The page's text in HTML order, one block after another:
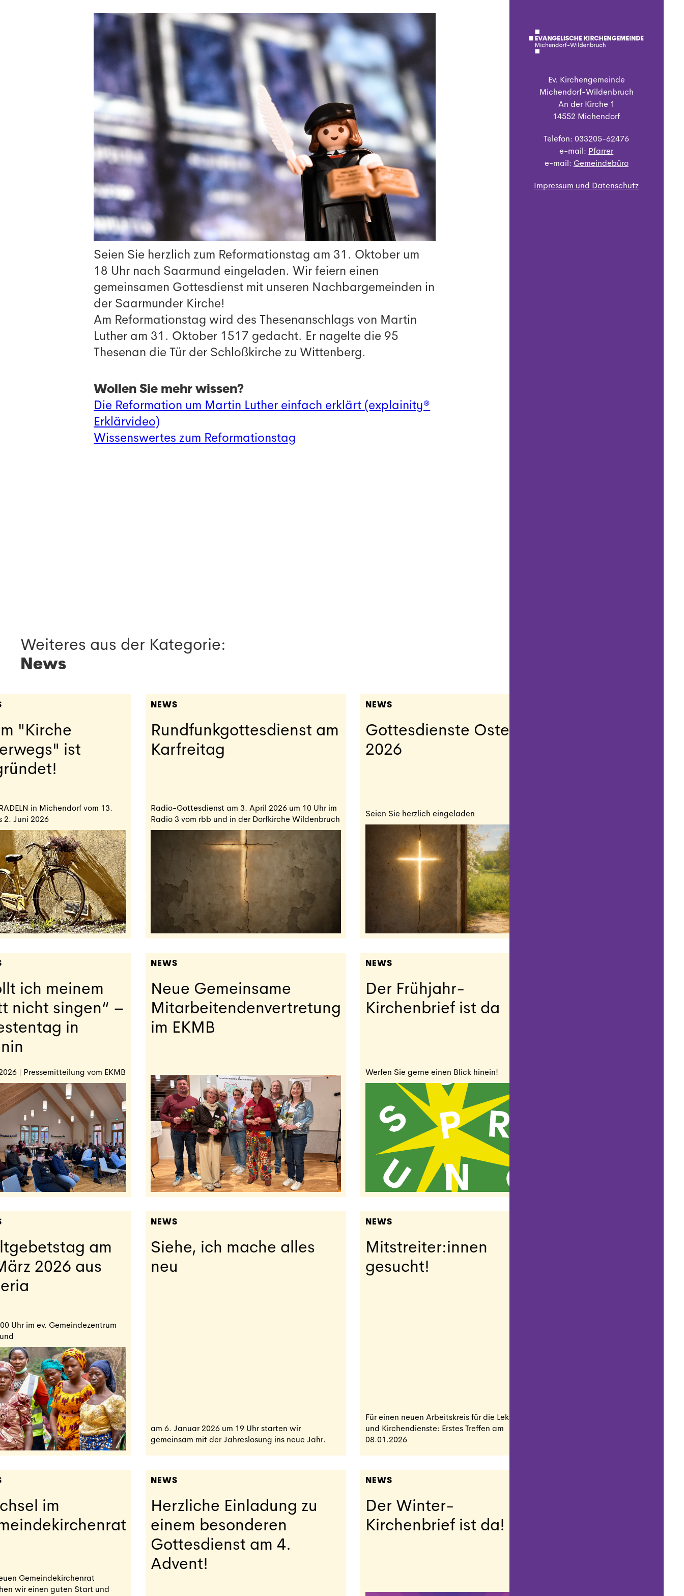
Seien Sie herzlich zum Reformationstag am 31. Oktober um
18 Uhr nach Saarmund eingeladen. Wir feiern einen
gemeinsamen Gottesdienst mit unseren Nachbargemeinden in
der Saarmunder Kirche!
Am Reformationstag wird des Thesenanschlags von Martin
Luther am 31. Oktober 1517 gedacht. Er nagelte die 95
Thesenan die Tür der Schloßkirche zu Wittenberg.
Wollen Sie mehr wissen?
Die Reformation um Martin Luther einfach erklärt (explainity®
Erklärvideo)
Wissenswertes zum Reformationstag
Weiteres aus der Kategorie:
News
"Kirche
ist
in Michendorf vom 13.
2. Juni 2026
NEWS
Rundfunkgottesdienst am
Karfreitag
Radio-Gottesdienst am 3. April 2026 um 10 Uhr im
Radio 3 vom rbb und in der Dorfkirche Wildenbruch
NEWS
Gottesdienste Ostern
2026
Seien Sie herzlich eingeladen
ich meinem
nicht singen“ –
in
| Pressemitteilung vom EKMB
NEWS
Neue Gemeinsame
Mitarbeitendenvertretung
im EKMB
NEWS
Der Frühjahr-
Kirchenbrief ist da
Werfen Sie gerne einen Blick hinein!
am
2026 aus
Uhr im ev. Gemeindezentrum
NEWS
Siehe, ich mache alles
neu
am 6. Januar 2026 um 19 Uhr starten wir
gemeinsam mit der Jahreslosung ins neue Jahr.
NEWS
Mitstreiter:innen
gesucht!
Für einen neuen Arbeitskreis für die Lektoren-
und Kirchendienste: Erstes Treffen am
08.01.2026
im
Gemeindekirchenrat
wir einen guten Start und
NEWS
Herzliche Einladung zu
einem besonderen
Gottesdienst am 4.
Advent!
NEWS
Der Winter-
Kirchenbrief ist da!
Ev. Kirchengemeinde
Michendorf-Wildenbruch
An der Kirche 1
14552 Michendorf
Telefon: 033205-62476
e-mail: Pfarrer
e-mail: Gemeindebüro
Impressum und Datenschutz